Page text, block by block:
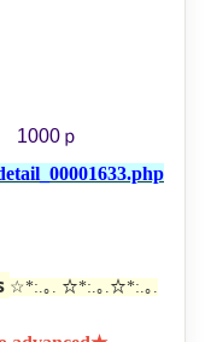
1000ｐ
☆*:.｡. ☆*:.｡.☆*:.｡.